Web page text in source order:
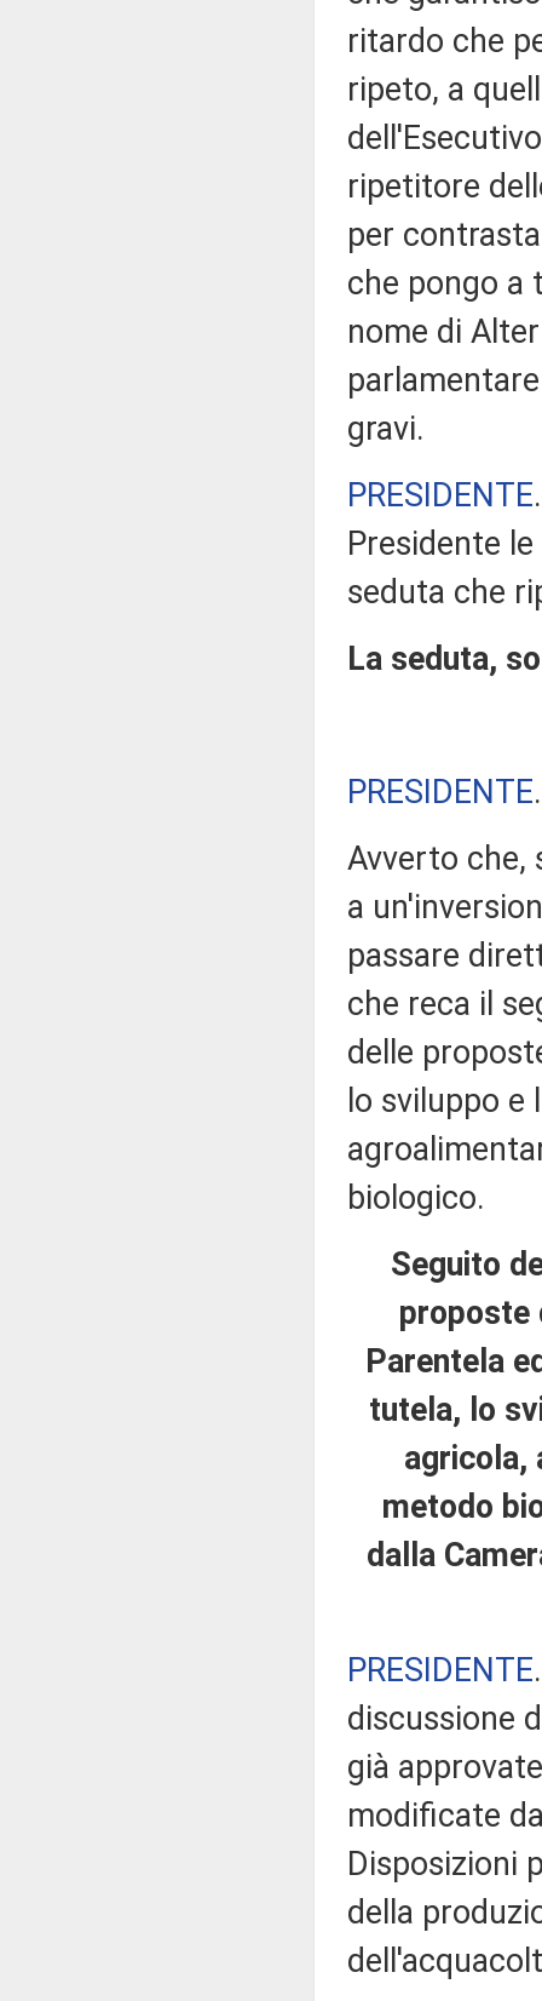
ritardo che
ripeto, a
ripetitore
per
che pongo a
nome di
gravi.
PRESIDENTE
Presidente
seduta che
La seduta,
PRESIDENTE
Avverto che,
a
passare
che reca il
delle
lo sviluppo
biologico.
Seguito
proposte
Parentela
tutela, lo
agricola,
metodo
dalla
PRESIDENTE
discussione
già
modificate
Disposizioni
della